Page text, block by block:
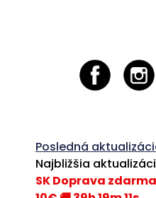
Posledná
Najbližšia
SK Doprava